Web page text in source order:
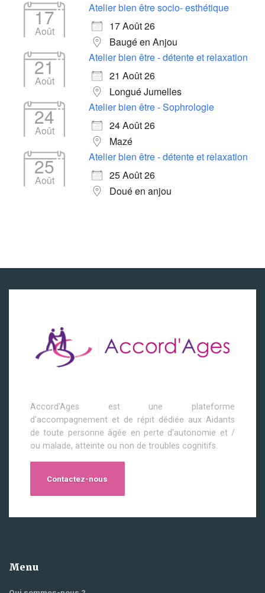
17
Août
Atelier bien être socio- esthétique
17 Août 26
Baugé en Anjou
21
Août
Atelier bien être - détente et relaxation
21 Août 26
Longué Jumelles
24
Août
Atelier bien être - Sophrologie
24 Août 26
Mazé
25
Août
Atelier bien être - détente et relaxation
25 Août 26
Doué en anjou
Accord'Ages est une plateforme
d'accompagnement et de répit dédiée aux Aidants
de toute personne âgée en perte d'autonomie et /
ou malade, atteinte ou non de troubles cognitifs.
Contactez-nous
Menu